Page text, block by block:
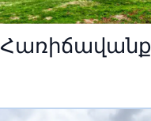
Հառիճավանք